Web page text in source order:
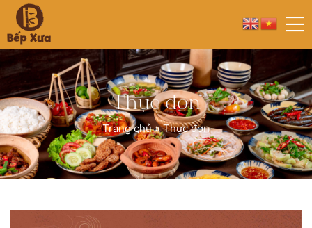
Thực đơn
Trang chủ»Thực đơn